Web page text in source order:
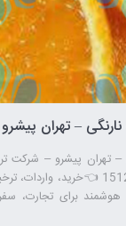
– تهران پیشرو – شرکت
7/6/1397 شماره: 151200/60
هوشمند برای تجارت،